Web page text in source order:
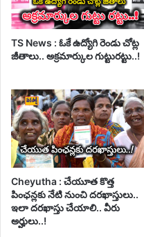
TS News : ఓకే ఉద్యోగి రెండు చోట్ల
జీతాలు.. అక్రమార్కుల గుట్టురట్టు..!
Cheyutha : చేయూత కొత్త
పింఛన్లకు నేటి నుంచి దరఖాస్తులు..
ఇలా దరఖాస్తు చేయాలి.. వీరు
అర్హులు..!